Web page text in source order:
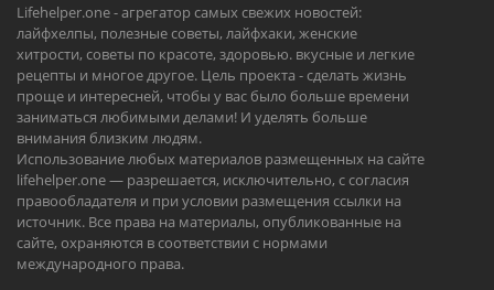
Lifehelper.one - агрегатор самых свежих новостей:
лайфхелпы, полезные советы, лайфхаки, женские
хитрости, советы по красоте, здоровью. вкусные и легкие
рецепты и многое другое. Цель проекта - сделать жизнь
проще и интересней, чтобы у вас было больше времени
заниматься любимыми делами! И уделять больше
внимания близким людям.
Использование любых материалов размещенных на сайте
lifehelper.one — разрешается, исключительно, с согласия
правообладателя и при условии размещения ссылки на
источник. Все права на материалы, опубликованные на
сайте, охраняются в соответствии с нормами
международного права.